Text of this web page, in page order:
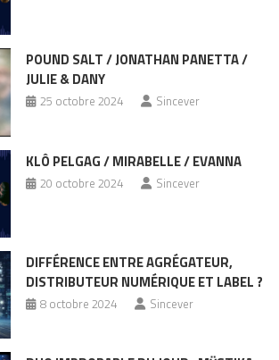
POUND SALT / JONATHAN PANETTA /
JULIE & DANY
25 octobre 2024 Sincever
KLÔ PELGAG / MIRABELLE / EVANNA
20 octobre 2024 Sincever
DIFFÉRENCE ENTRE AGRÉGATEUR,
DISTRIBUTEUR NUMÉRIQUE ET LABEL ?
8 octobre 2024 Sincever